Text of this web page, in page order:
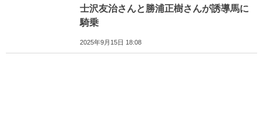
士沢友治さんと勝浦正樹さんが誘導馬に
騎乗
2025年9月15日 18:08